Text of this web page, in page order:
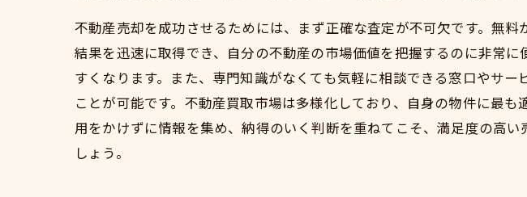
不動産売却を成功させるためには、まず正確な査定が不可欠です。無
結果を迅速に取得でき、自分の不動産の市場価値を把握するのに非常
すくなります。また、専門知識がなくても気軽に相談できる窓口やサ
ことが可能です。不動産買取市場は多様化しており、自身の物件に最
用をかけずに情報を集め、納得のいく判断を重ねてこそ、満足度の高
しょう。